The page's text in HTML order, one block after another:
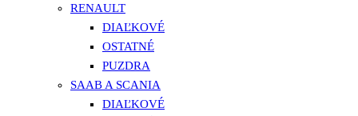
RENAULT
DIAĽKOVÉ
OSTATNÉ
PUZDRA
SAAB A SCANIA
DIAĽKOVÉ